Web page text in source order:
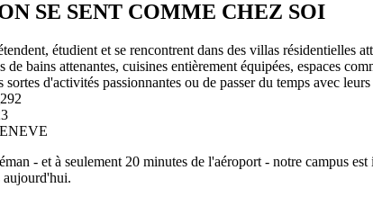
SE SENT COMME CHEZ SOI
étudient et se rencontrent dans des villas
de bains attenantes, cuisines entièrement équipées, espaces
d'activités passionnantes ou de passer du temps avec
- et à seulement 20 minutes de l'aéroport - notre campus
aujourd'hui.